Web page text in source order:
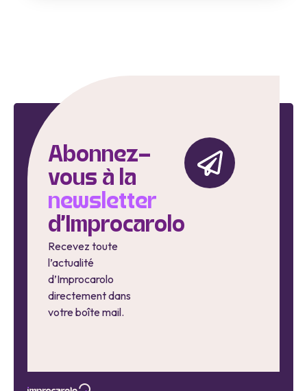
Abonnez-
vous à la
newsletter
d'Improcarolo
Recevez toute
l’actualité
d’Improcarolo
directement dans
votre boîte mail.